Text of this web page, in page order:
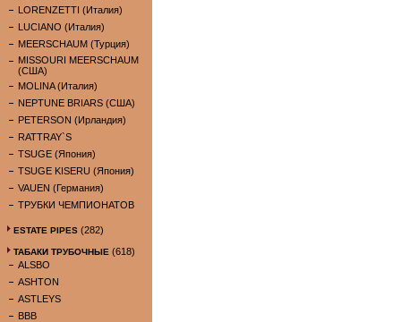
LORENZETTI (Италия)
LUCIANO (Италия)
MEERSCHAUM (Турция)
MISSOURI MEERSCHAUM
(США)
MOLINA (Италия)
NEPTUNE BRIARS (США)
PETERSON (Ирландия)
RATTRAY`S
TSUGE (Япония)
TSUGE KISERU (Япония)
VAUEN (Германия)
ТРУБКИ ЧЕМПИОНАТОВ
ESTATE PIPES (282)
ТАБАКИ ТРУБОЧНЫЕ (618)
ALSBO
ASHTON
ASTLEYS
BBB